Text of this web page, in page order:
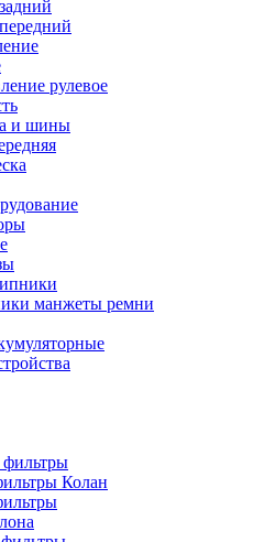
рулевое
и шины
манжеты ремни
Колан